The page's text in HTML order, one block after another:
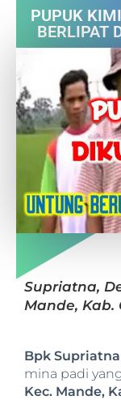
PUPUK
BERLIPAT
Supriatna,
Mande,
Bpk Supriatna
mina padi
Kec. Mande,